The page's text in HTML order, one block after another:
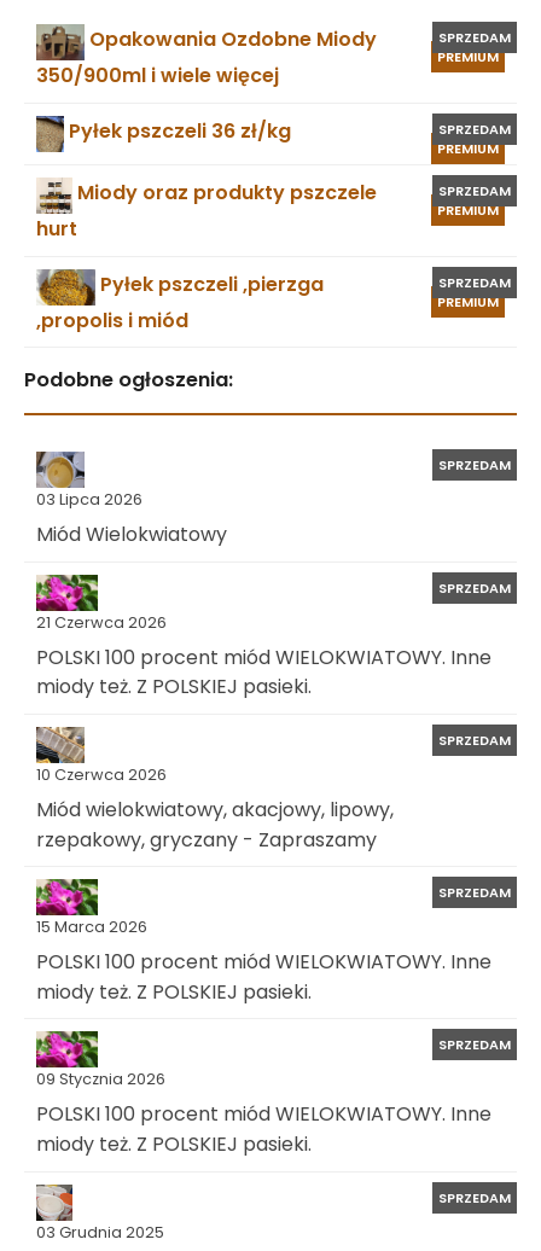
PREMIUM
SPRZEDAM
Opakowania Ozdobne Miody
350/900ml i wiele więcej
PREMIUM
SPRZEDAM
Pyłek pszczeli 36 zł/kg
PREMIUM
SPRZEDAM
Miody oraz produkty pszczele
hurt
PREMIUM
SPRZEDAM
Pyłek pszczeli ,pierzga
,propolis i miód
Podobne ogłoszenia:
03 Lipca 2026
SPRZEDAM
Miód Wielokwiatowy
21 Czerwca 2026
SPRZEDAM
POLSKI 100 procent miód WIELOKWIATOWY. Inne
miody też. Z POLSKIEJ pasieki.
10 Czerwca 2026
SPRZEDAM
Miód wielokwiatowy, akacjowy, lipowy,
rzepakowy, gryczany - Zapraszamy
15 Marca 2026
SPRZEDAM
POLSKI 100 procent miód WIELOKWIATOWY. Inne
miody też. Z POLSKIEJ pasieki.
09 Stycznia 2026
SPRZEDAM
POLSKI 100 procent miód WIELOKWIATOWY. Inne
miody też. Z POLSKIEJ pasieki.
03 Grudnia 2025
SPRZEDAM